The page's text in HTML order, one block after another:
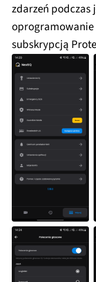
zdarzeń podczas
oprogramowanie
subskrypcją